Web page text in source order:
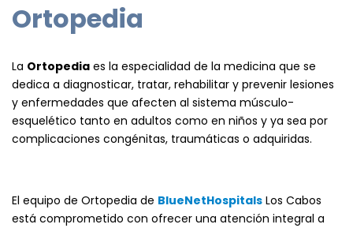
Ortopedia
La Ortopedia es la especialidad de la medicina que se
dedica a diagnosticar, tratar, rehabilitar y prevenir lesiones
y enfermedades que afecten al sistema músculo-
esquelético tanto en adultos como en niños y ya sea por
complicaciones congénitas, traumáticas o adquiridas.
El equipo de Ortopedia de BlueNetHospitals Los Cabos
está comprometido con ofrecer una atención integral a